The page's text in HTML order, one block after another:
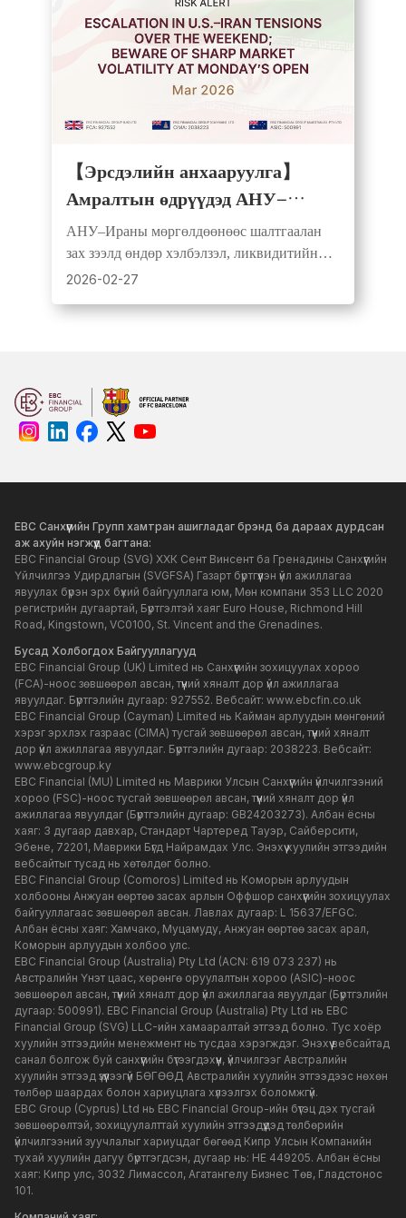
【Эрсдэлийн анхааруулга】
Амралтын өдрүүдэд АНУ–
Ираны нөхцөл байдал
хурцдаснаас даваа гарагийн
нээлтийн үед огцом хэлбэлзэл
гарах эрсдэлтэй
АНУ–Ираны мөргөлдөөнөөс шалтгаалан
зах зээлд өндөр хэлбэлзэл, ликвидитийн
бууралт үүсч болзошгүй. Эрсдэл,
2026-02-27
EBC Санхүүгийн Групп хамтран ашигладаг брэнд ба дараах дурдсан
аж ахуйн нэгжүүд багтана:
EBC Financial Group (SVG) ХХК Сент Винсент ба Гренадины Санхүүгийн
Үйлчилгээ Удирдлагын (SVGFSA) Газарт бүртгүүлэн үйл ажиллагаа
явуулах бүрэн эрх бүхий байгууллага юм, Мөн компани 353 LLC 2020
регистрийн дугаартай, Бүртгэлтэй хаяг Euro House, Richmond Hill
Road, Kingstown, VC0100, St. Vincent and the Grenadines.
Бусад Холбогдох Байгууллагууд
EBC Financial Group (UK) Limited нь Санхүүгийн зохицуулах хороо
(FCA)-ноос зөвшөөрөл авсан, түүний хяналт дор үйл ажиллагаа
явуулдаг. Бүртгэлийн дугаар: 927552. Вебсайт: www.ebcfin.co.uk
EBC Financial Group (Cayman) Limited нь Кайман арлуудын мөнгөний
хэрэг эрхлэх газраас (CIMA) тусгай зөвшөөрөл авсан, түүний хяналт
дор үйл ажиллагаа явуулдаг. Бүртгэлийн дугаар: 2038223. Вебсайт:
www.ebcgroup.ky
EBC Financial (MU) Limited нь Маврики Улсын Санхүүгийн үйлчилгээний
хороо (FSC)-ноос тусгай зөвшөөрөл авсан, түүний хяналт дор үйл
ажиллагаа явуулдаг (Бүртгэлийн дугаар: GB24203273). Албан ёсны
хаяг: 3 дугаар давхар, Стандарт Чартеред Тауэр, Сайберсити,
Эбене, 72201, Маврики Бүгд Найрамдах Улс. Энэхүү хуулийн этгээдийн
вебсайтыг тусад нь хөтөлдөг болно.
EBC Financial Group (Comoros) Limited нь Коморын арлуудын
холбооны Анжуан өөртөө засах арлын Оффшор санхүүгийн зохицуулах
байгууллагаас зөвшөөрөл авсан. Лавлах дугаар: L 15637/EFGC.
Албан ёсны хаяг: Хамчако, Муцамуду, Анжуан өөртөө засах арал,
Коморын арлуудын холбоо улс.
EBC Financial Group (Australia) Pty Ltd (ACN: 619 073 237) нь
Австралийн Үнэт цаас, хөрөнгө оруулалтын хороо (ASIC)-ноос
зөвшөөрөл авсан, түүний хяналт дор үйл ажиллагаа явуулдаг (Бүртгэлийн
дугаар: 500991). EBC Financial Group (Australia) Pty Ltd нь EBC
Financial Group (SVG) LLC-ийн хамааралтай этгээд болно. Тус хоёр
хуулийн этгээдийн менежмент нь тусдаа хэрэгждэг. Энэхүү вебсайтад
санал болгож буй санхүүгийн бүтээгдэхүүн, үйлчилгээг Австралийн
хуулийн этгээд үзүүлээгүй БӨГӨӨД Австралийн хуулийн этгээдээс нөхөн
төлбөр шаардах болон хариуцлага хүлээлгэх боломжгүй.
EBC Group (Cyprus) Ltd нь EBC Financial Group-ийн бүтэц дэх тусгай
зөвшөөрөлтэй, зохицуулалттай хуулийн этгээдүүдэд төлбөрийн
үйлчилгээний зуучлалыг хариуцдаг бөгөөд Кипр Улсын Компанийн
тухай хуулийн дагуу бүртгэгдсэн, дугаар нь: HE 449205. Албан ёсны
хаяг: Кипр улс, 3032 Лимассол, Агатангелу Бизнес Төв, Гладстонос
101.